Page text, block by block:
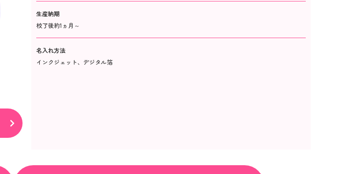
生産納期
校了後約1ヵ月～​
名入れ方法
インクジェット、デジタル箔